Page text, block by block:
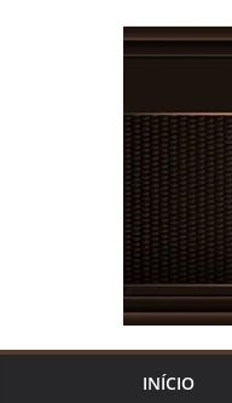
INÍCIO